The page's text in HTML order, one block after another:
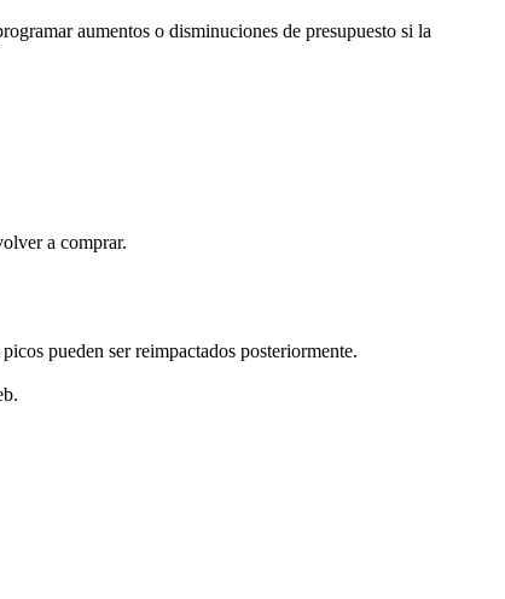
aumentos o disminuciones de presupuesto si la
a comprar.
pueden ser reimpactados posteriormente.